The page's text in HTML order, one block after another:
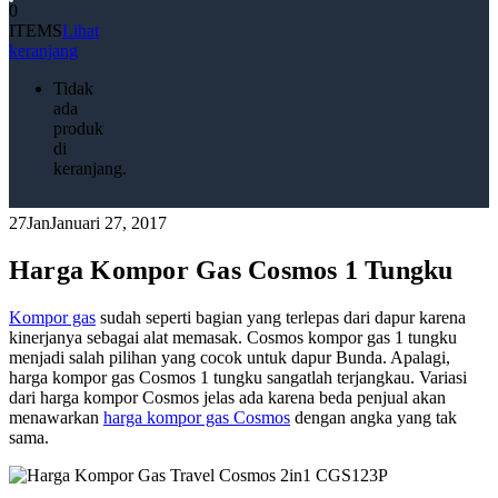
0
ITEMSLihat
keranjang
Tidak
ada
produk
di
keranjang.
27JanJanuari 27, 2017
Harga Kompor Gas Cosmos 1 Tungku
Kompor gas sudah seperti bagian yang terlepas dari dapur karena
kinerjanya sebagai alat memasak. Cosmos kompor gas 1 tungku
menjadi salah pilihan yang cocok untuk dapur Bunda. Apalagi,
harga kompor gas Cosmos 1 tungku sangatlah terjangkau. Variasi
dari harga kompor Cosmos jelas ada karena beda penjual akan
menawarkan harga kompor gas Cosmos dengan angka yang tak
sama.